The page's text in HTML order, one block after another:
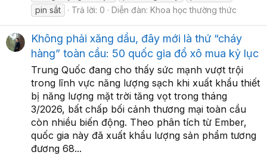
pin sắt
Trả lời: 0 Diễn đàn: Khoa học thường thức
Không phải xăng dầu, đây mới là thứ “cháy
hàng” toàn cầu: 50 quốc gia đổ xô mua kỷ lục
Trung Quốc đang cho thấy sức mạnh vượt trội
trong lĩnh vực năng lượng sạch khi xuất khẩu thiết
bị năng lượng mặt trời tăng vọt trong tháng
3/2026, bất chấp bối cảnh thương mại toàn cầu
còn nhiều biến động. Theo phân tích từ Ember,
quốc gia này đã xuất khẩu lượng sản phẩm tương
đương 68...